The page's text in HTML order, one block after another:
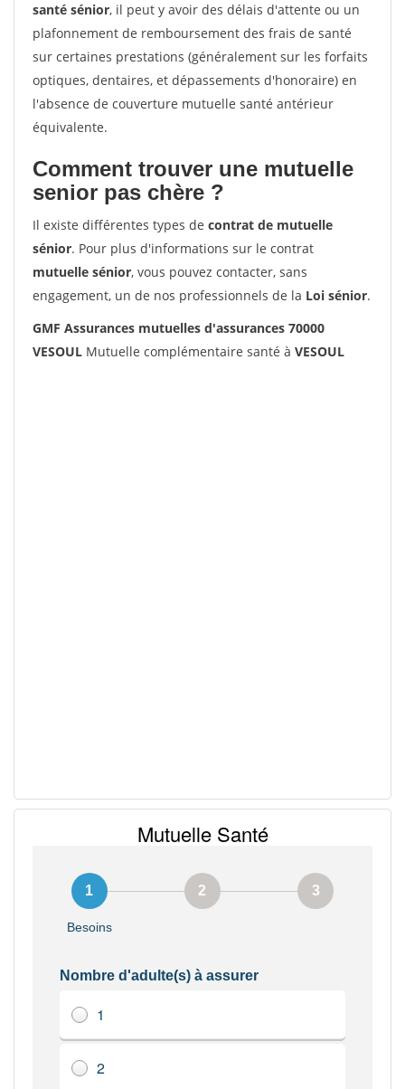
santé sénior, il peut y avoir des délais d'attente ou un
plafonnement de remboursement des frais de santé
sur certaines prestations (généralement sur les forfaits
optiques, dentaires, et dépassements d'honoraire) en
l'absence de couverture mutuelle santé antérieur
équivalente.
Comment trouver une mutuelle
senior pas chère ?
Il existe différentes types de contrat de mutuelle
sénior. Pour plus d'informations sur le contrat
mutuelle sénior, vous pouvez contacter, sans
engagement, un de nos professionnels de la Loi sénior.
GMF Assurances mutuelles d'assurances 70000
VESOUL Mutuelle complémentaire santé à VESOUL